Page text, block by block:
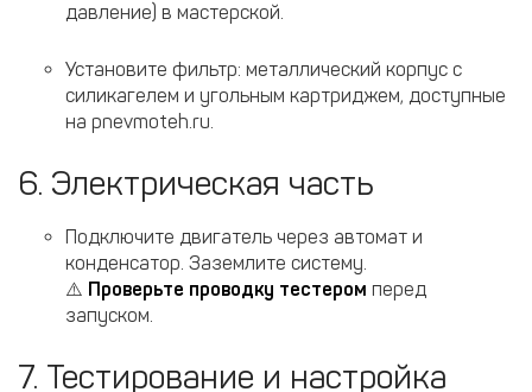
давление) в мастерской.
Установите фильтр: металлический корпус с
силикагелем и угольным картриджем, доступные
на pnevmoteh.ru.
6. Электрическая часть
Подключите двигатель через автомат и
конденсатор. Заземлите систему.
⚠️ Проверьте проводку тестером перед
запуском.
7. Тестирование и настройка